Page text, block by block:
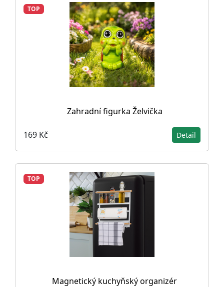
TOP
Zahradní figurka Želvička
169 Kč Detail
TOP
Magnetický kuchyňský organizér